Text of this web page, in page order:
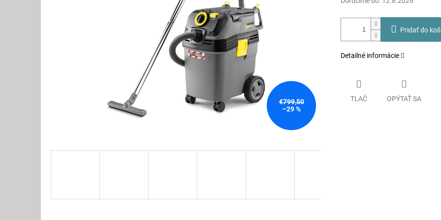
€799,50
–29 %
Pridať do
Detailné informácie
TLAČ OPÝTAŤ SA